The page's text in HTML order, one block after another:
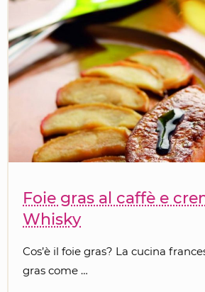
Foie gras al caffè e
Whisky
Cos’è il foie gras? La cucina
gras come …